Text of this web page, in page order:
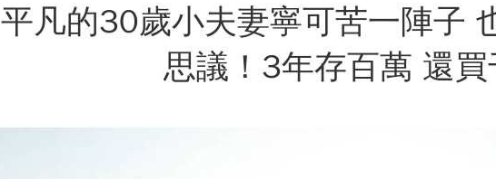
平凡的30歲小夫妻寧可苦一陣子
思議！3年存百萬 還